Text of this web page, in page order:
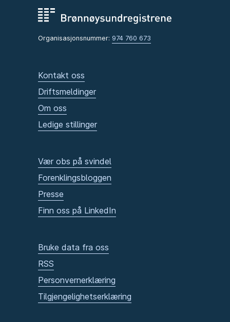
Organisasjonsnummer: 974 760 673
Kontakt oss
Driftsmeldinger
Om oss
Ledige stillinger
Vær obs på svindel
Forenklingsbloggen
Presse
Finn oss på LinkedIn
Bruke data fra oss
RSS
Personvernerklæring
Tilgjengelighetserklæring